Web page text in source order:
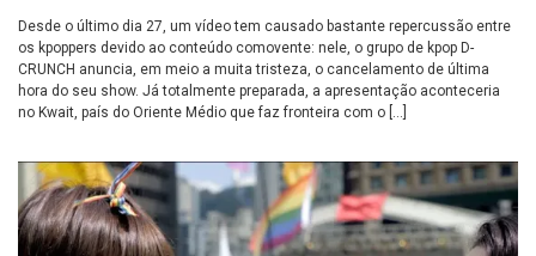
Desde o último dia 27, um vídeo tem causado bastante repercussão entre
os kpoppers devido ao conteúdo comovente: nele, o grupo de kpop D-
CRUNCH anuncia, em meio a muita tristeza, o cancelamento de última
hora do seu show. Já totalmente preparada, a apresentação aconteceria
no Kwait, país do Oriente Médio que faz fronteira com o […]